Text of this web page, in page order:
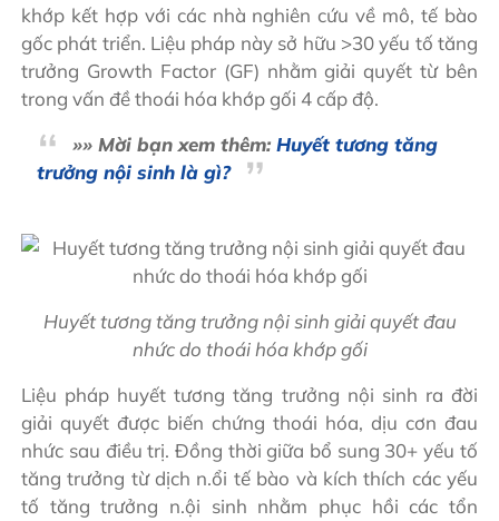
khớp kết hợp với các nhà nghiên cứu về mô, tế bào
gốc phát triển. Liệu pháp này sở hữu >30 yếu tố tăng
trưởng Growth Factor (GF) nhằm giải quyết từ bên
trong vấn đề thoái hóa khớp gối 4 cấp độ.
»» Mời bạn xem thêm:Huyết tương tăng
trưởng nội sinh là gì?
Huyết tương tăng trưởng nội sinh giải quyết đau
nhức do thoái hóa khớp gối
Liệu pháp huyết tương tăng trưởng nội sinh ra đời
giải quyết được biến chứng thoái hóa, dịu cơn đau
nhức sau điều trị. Đồng thời giữa bổ sung 30+ yếu tố
tăng trưởng từ dịch n.ổi tế bào và kích thích các yếu
tố tăng trưởng n.ội sinh nhằm phục hồi các tổn